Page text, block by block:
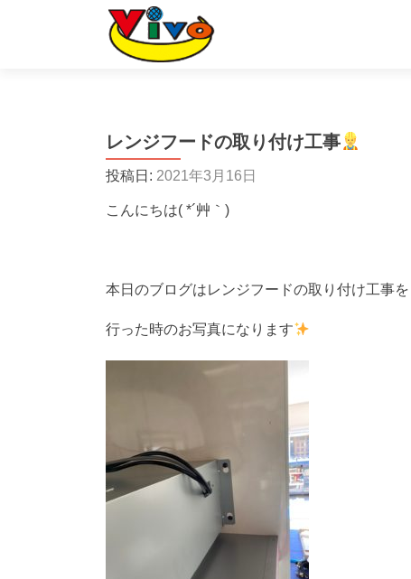
レンジフードの取り付け工事
投稿日: 2021年3月16日
こんにちは( *´艸｀)
本日のブログはレンジフードの取り付け工事を
行った時のお写真になります